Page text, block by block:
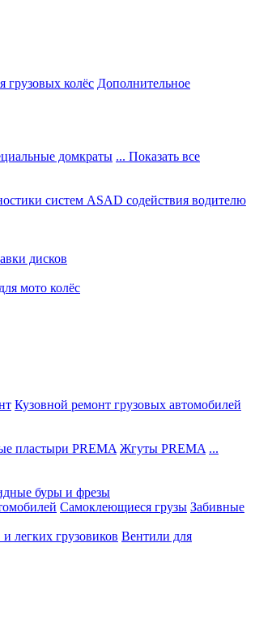
грузовых колёс Дополнительное
домкраты ... Показать все
систем ASAD содействия водителю
дисков
мото колёс
Кузовной ремонт грузовых автомобилей
пластыри PREMA Жгуты PREMA ...
буры и фрезы
Самоклеющиеся грузы Забивные
легких грузовиков Вентили для